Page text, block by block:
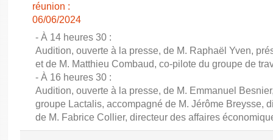
réunion :
06/06/2024
- À 14 heures 30 :
Audition, ouverte à la presse, de M. Raphaël Yven,
et de M. Matthieu Combaud, co-pilote du groupe de
- À 16 heures 30 :
Audition, ouverte à la presse, de M. Emmanuel
groupe Lactalis, accompagné de M. Jérôme Breysse,
de M. Fabrice Collier, directeur des affaires